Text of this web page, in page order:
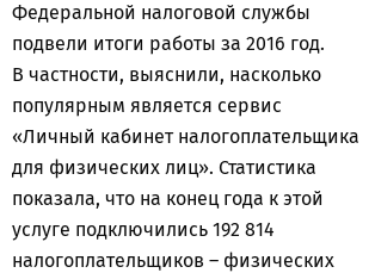
Федеральной налоговой службы
подвели итоги работы за 2016 год.
В частности, выяснили, насколько
популярным является сервис
«Личный кабинет налогоплательщика
для физических лиц». Статистика
показала, что на конец года к этой
услуге подключились 192 814
налогоплательщиков – физических